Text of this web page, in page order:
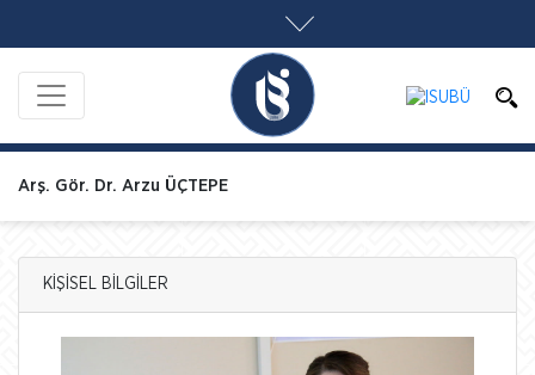
Arş. Gör. Dr. Arzu ÜÇTEPE
KİŞİSEL BİLGİLER